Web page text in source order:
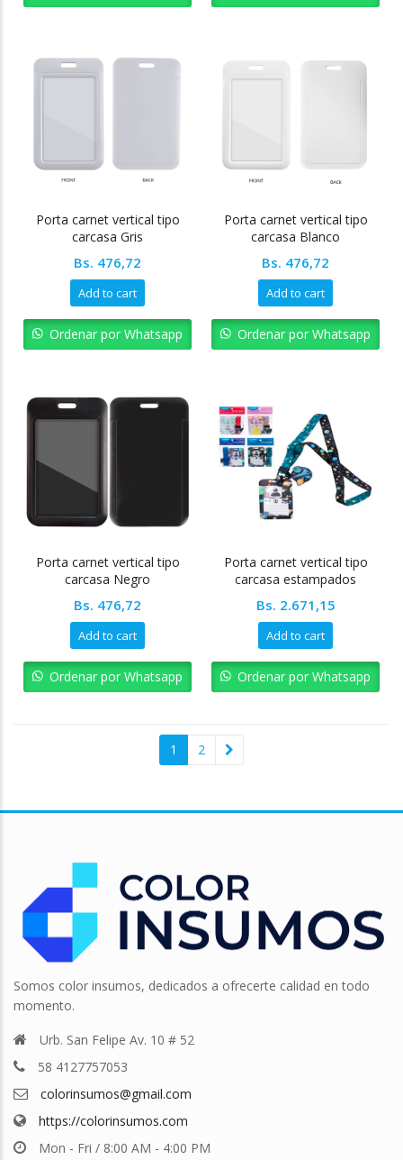
Porta carnet vertical tipo
carcasa Gris
Bs. 476,72
Add to cart
Ordenar por Whatsapp
Porta carnet vertical tipo
carcasa Blanco
Bs. 476,72
Add to cart
Ordenar por Whatsapp
Porta carnet vertical tipo
carcasa Negro
Bs. 476,72
Add to cart
Ordenar por Whatsapp
Porta carnet vertical tipo
carcasa estampados
Bs. 2.671,15
Add to cart
Ordenar por Whatsapp
1 2
Somos color insumos, dedicados a ofrecerte calidad en todo
momento.
Urb. San Felipe Av. 10 # 52
58 4127757053
colorinsumos@gmail.com
https://colorinsumos.com
Mon - Fri / 8:00 AM - 4:00 PM